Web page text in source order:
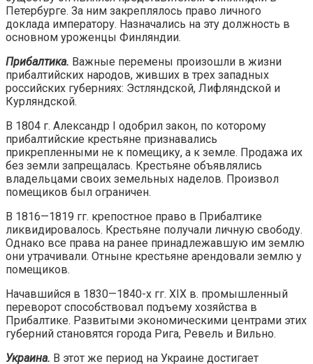
Петербурге. За ним закреплялось право личного
доклада императору. Назначались на эту должность в
основном уроженцы Финляндии.
Прибалтика. Важные перемены произошли в жизни
прибалтийских народов, живших в трех западных
российских губерниях: Эстляндской, Лифляндской и
Курляндской.
В 1804 г. Александр I одобрил закон, по которому
прибалтийские крестьяне признавались
прикрепленными не к помещику, а к земле. Продажа их
без земли запрещалась. Крестьяне объявлялись
владельцами своих земельных наделов. Произвол
помещиков был ограничен.
В 1816—1819 гг. крепостное право в Прибалтике
ликвидировалось. Крестьяне получали личную свободу.
Однако все права на ранее принадлежавшую им землю
они утрачивали. Отныне крестьяне арендовали землю у
помещиков.
Начавшийся в 1830—1840-х гг. XIX в. промышленный
переворот способствовал подъему хозяйства в
Прибалтике. Развитыми экономическими центрами этих
губерний становятся города Рига, Ревель и Вильно.
Украина. В этот же период на Украине достигает